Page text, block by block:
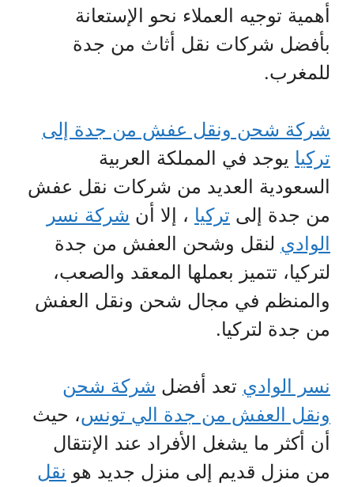
أهمية توجيه العملاء نحو الإستعانة
بأفضل شركات نقل أثاث من جدة
للمغرب.
شركة شحن ونقل عفش من جدة إلى
تركيا يوجد في المملكة العربية
السعودية العديد من شركات نقل عفش
من جدة إلى تركيا ، إلا أن شركة نسر
الوادي لنقل وشحن العفش من جدة
لتركيا، تتميز بعملها المعقد والصعب،
والمنظم في مجال شحن ونقل العفش
من جدة لتركيا.
نسر الوادي تعد أفضل شركة شحن
ونقل العفش من جدة الي تونس، حيث
أن أكثر ما يشغل الأفراد عند الإنتقال
من منزل قديم إلى منزل جديد هو نقل